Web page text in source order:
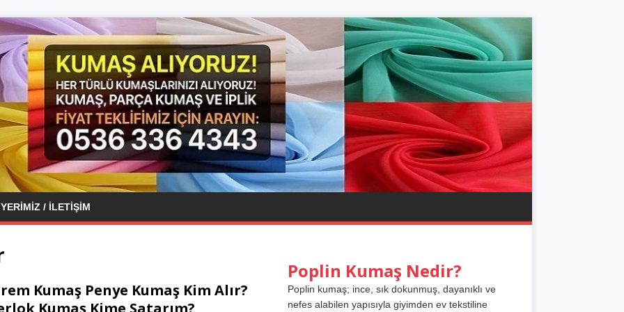
YERIMIZ / İLETIŞIM
Kumaş Penye Kumaş Kim Alır?
Poplin Kumaş Nedir?
Poplin kumaş; ince, sık dokunmuş, dayanıklı ve
nefes alabilen yapısıyla giyimden ev tekstiline